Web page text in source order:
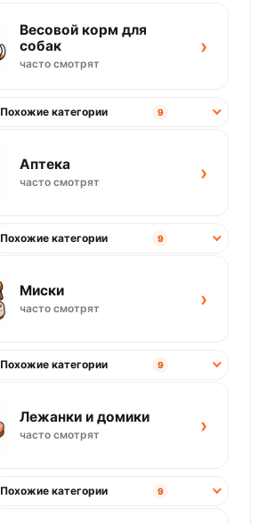
Весовой корм для
собак
часто смотрят
›
Похожие категории 9
Аптека
часто смотрят ›
Похожие категории 9
Миски
часто смотрят ›
Похожие категории 9
Лежанки и домики
часто смотрят ›
Похожие категории 9